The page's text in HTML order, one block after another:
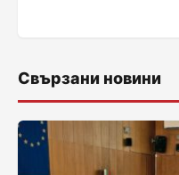
Свързани новини